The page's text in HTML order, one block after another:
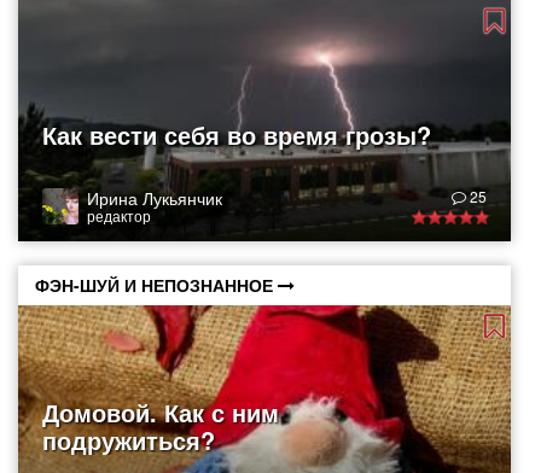
Как вести себя во время грозы?
Ирина Лукьянчик
редактор
25
ФЭН-ШУЙ И НЕПОЗНАННОЕ
Домовой. Как с ним
подружиться?